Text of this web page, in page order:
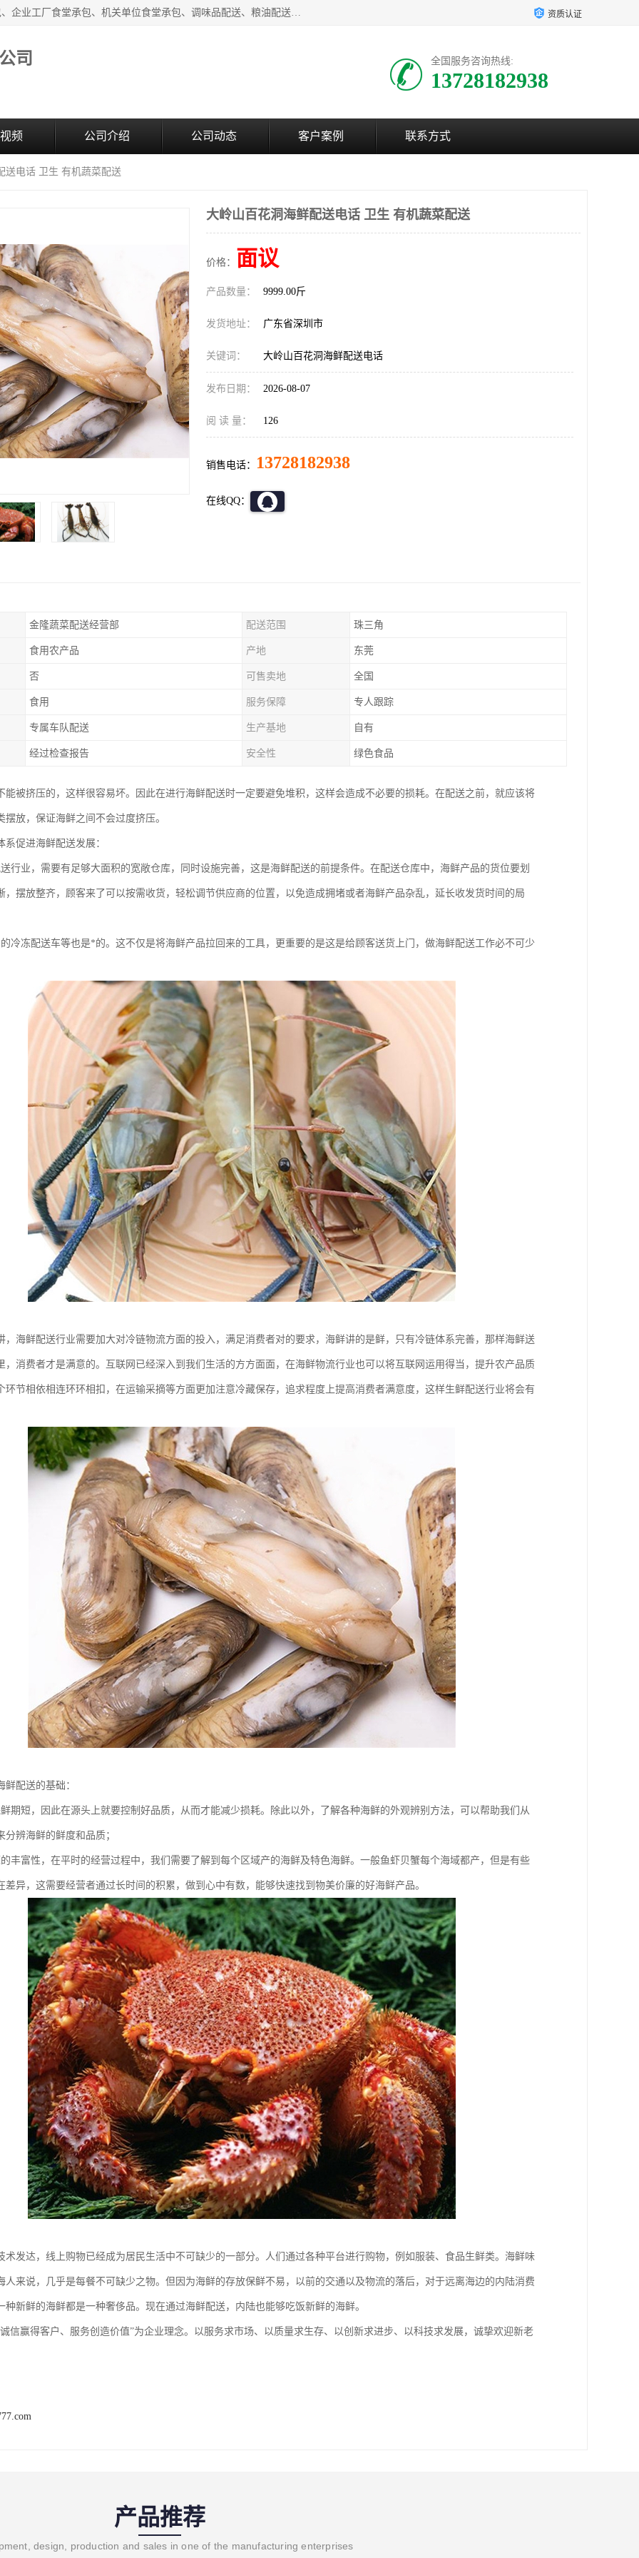
东莞市康隆膳食管理有限公司主要从事：蔬菜配送、食堂承包、企业工厂食堂承包、机关单位食堂承包、调味品配送、粮油配送、干货配送、副食配送、水果配送、海鲜配送等业务，东莞蔬菜配送电话，咨询在线客服。 资质认证
司 全国服务咨询热线:
13728182938
频 公司介绍 公司动态 客户案例 联系方式
送电话 卫生 有机蔬菜配送
大岭山百花洞海鲜配送电话 卫生 有机蔬菜配送
价格： 面议
产品数量： 9999.00斤
发货地址： 广东省深圳市
关键词： 大岭山百花洞海鲜配送电话
发布日期： 2026-08-07
阅 读 量： 126
销售电话： 13728182938
在线QQ：
金隆蔬菜配送经营部 配送范围 珠三角
食用农产品 产地 东莞
否 可售卖地 全国
食用 服务保障 专人跟踪
专属车队配送 生产基地 自有
经过检查报告 安全性 绿色食品
能被挤压的，这样很容易坏。因此在进行海鲜配送时一定要避免堆积，这样会造成不必要的损耗。在配送之前，就应该将
摆放，保证海鲜之间不会过度挤压。
系促进海鲜配送发展：
行业，需要有足够大面积的宽敞仓库，同时设施完善，这是海鲜配送的前提条件。在配送仓库中，海鲜产品的货位要划
，摆放整齐，顾客来了可以按需收货，轻松调节供应商的位置，以免造成拥堵或者海鲜产品杂乱，延长收发货时间的局
冷冻配送车等也是*的。这不仅是将海鲜产品拉回来的工具，更重要的是这是给顾客送货上门，做海鲜配送工作必不可少
，海鲜配送行业需要加大对冷链物流方面的投入，满足消费者对的要求，海鲜讲的是鲜，只有冷链体系完善，那样海鲜送
，消费者才是满意的。互联网已经深入到我们生活的方方面面，在海鲜物流行业也可以将互联网运用得当，提升农产品质
环节相依相连环环相扣，在运输采摘等方面更加注意冷藏保存，追求程度上提高消费者满意度，这样生鲜配送行业将会有
鲜配送的基础：
期短，因此在源头上就要控制好品质，从而才能减少损耗。除此以外，了解各种海鲜的外观辨别方法，可以帮助我们从
分辨海鲜的鲜度和品质；
丰富性，在平时的经营过程中，我们需要了解到每个区域产的海鲜及特色海鲜。一般鱼虾贝蟹每个海域都产，但是有些
差异，这需要经营者通过长时间的积累，做到心中有数，能够快速找到物美价廉的好海鲜产品。
术发达，线上购物已经成为居民生活中不可缺少的一部分。人们通过各种平台进行购物，例如服装、食品生鲜类。海鲜味
人来说，几乎是每餐不可缺少之物。但因为海鲜的存放保鲜不易，以前的交通以及物流的落后，对于远离海边的内陆消费
种新鲜的海鲜都是一种奢侈品。现在通过海鲜配送，内陆也能够吃饭新鲜的海鲜。
信赢得客户、服务创造价值”为企业理念。以服务求市场、以质量求生存、以创新求进步、以科技求发展，诚挚欢迎新老
产品推荐
design, production and sales in one of the manufacturing enterprises